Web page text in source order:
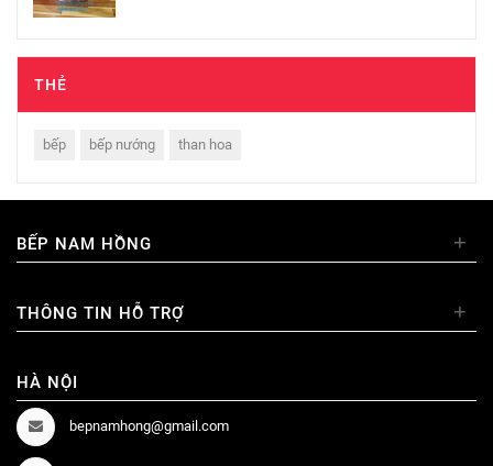
THẺ
bếp bếp nướng than hoa
BẾP NAM HỒNG +
THÔNG TIN HỖ TRỢ +
HÀ NỘI
bepnamhong@gmail.com